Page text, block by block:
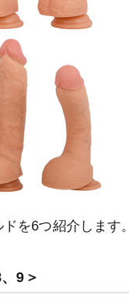
を6つ紹介します。
9＞